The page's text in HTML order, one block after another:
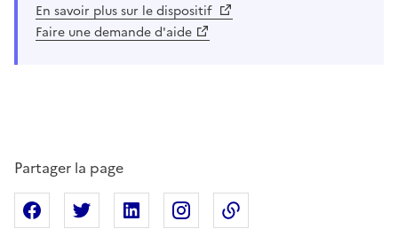
En savoir plus sur le dispositif
Faire une demande d'aide
Partager la page
Partager sur Facebook
Partager sur XPartager sur Linkedin
Partager sur Instagram